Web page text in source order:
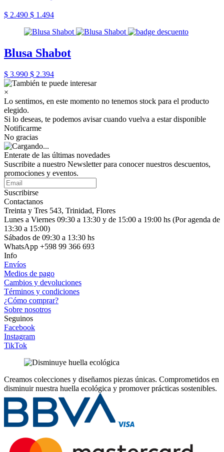
$ 2.490 $ 1.494
Blusa Shabot
$ 3.990 $ 2.394
×
Lo sentimos, en este momento no tenemos stock para el producto
elegido.
Si lo deseas, te podemos avisar cuando vuelva a estar disponible
Notificarme
No gracias
Enterate de las últimas novedades
Suscribite a nuestro Newsletter para conocer nuestros descuentos,
promociones y eventos.
Suscribirse
Contactanos
Treinta y Tres 543, Trinidad, Flores
Lunes a Viernes 09:30 a 13:30 y de 15:00 a 19:00 hs (Por agenda de
13:30 a 15:00)
Sábados de 09:30 a 13:30 hs
WhatsApp +598 99 366 693
Info
Envíos
Medios de pago
Cambios y devoluciones
Términos y condiciones
¿Cómo comprar?
Sobre nosotros
Seguinos
Facebook
Instagram
TikTok
Creamos colecciones y diseñamos piezas únicas. Comprometidos en
disminuir nuestra huella ecológica y promover prácticas sostenibles.